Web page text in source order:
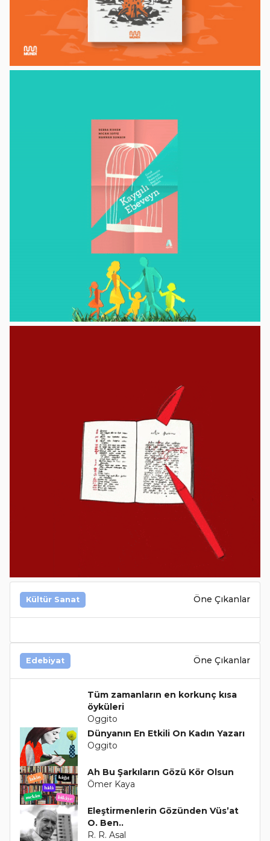
Kültür Sanat Öne Çıkanlar
Edebiyat Öne Çıkanlar
Tüm zamanların en korkunç kısa
öyküleri
Oggito
Dünyanın En Etkili On Kadın Yazarı
Oggito
Ah Bu Şarkıların Gözü Kör Olsun
Ömer Kaya
Eleştirmenlerin Gözünden Vüs’at
O. Ben..
R. R. Asal